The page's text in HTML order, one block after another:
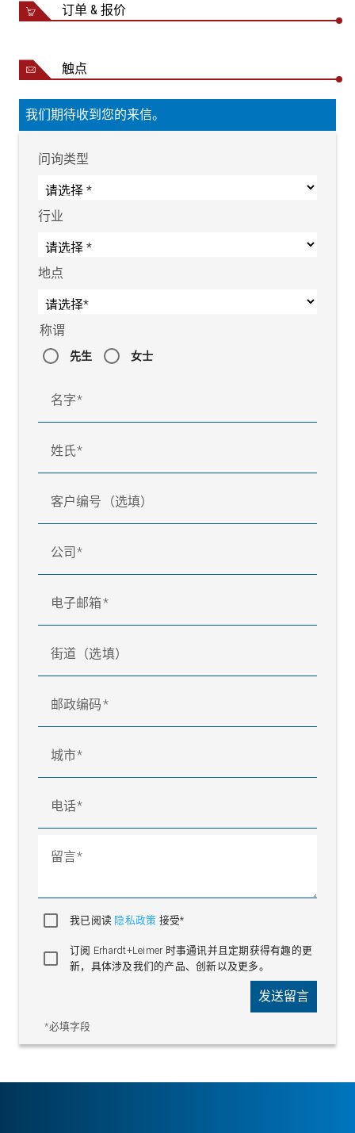
订单 & 报价
触点
我们期待收到您的来信。
问询类型
行业
地点
称谓
先生 女士
名字
姓氏
客户编号（选填）
公司
电子邮箱
街道（选填）
邮政编码
城市
电话
留言
我已阅读 隐私政策 接受*
订阅 Erhardt+Leimer 时事通讯并且定期获得有趣的更
新，具体涉及我们的产品、创新以及更多。
*必填字段
发送留言